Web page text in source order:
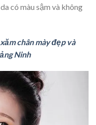
có màu sậm và không
chân mày đẹp và
Ninh